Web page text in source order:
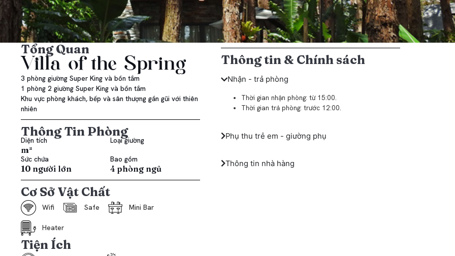
Tổng Quan
Villa of the Spring
3 phòng giường Super King và bồn tắm
1 phòng 2 giường Super King và bồn tắm
Khu vực phòng khách, bếp và sân thượng gần gũi với thiên
nhiên
Thông Tin Phòng
Diện tích
m²
Loại giường
Sức chứa
10 người lớn
Bao gồm
4 phòng ngủ
Cơ Sở Vật Chất
Wifi Safe Mini Bar
Heater
Tiện Ích
Thông tin & Chính sách
Nhận - trả phòng
Thời gian nhận phòng: từ 15:00.
Thời gian trả phòng: trước 12:00.
Phụ thu trẻ em - giường phụ
Thông tin nhà hàng